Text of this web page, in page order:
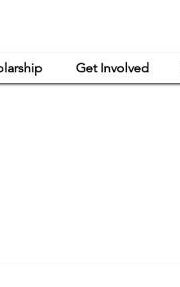
Get Involved